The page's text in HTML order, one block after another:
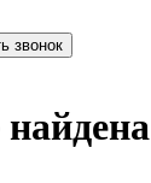
звонок